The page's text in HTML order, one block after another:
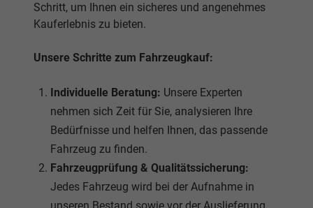
Schritt, um Ihnen ein sicheres und angenehmes
Kauferlebnis zu bieten.
Unsere Schritte zum Fahrzeugkauf:
Individuelle Beratung: Unsere Experten
nehmen sich Zeit für Sie, analysieren Ihre
Bedürfnisse und helfen Ihnen, das passende
Fahrzeug zu finden.
Fahrzeugprüfung & Qualitätssicherung:
Jedes Fahrzeug wird bei der Aufnahme in